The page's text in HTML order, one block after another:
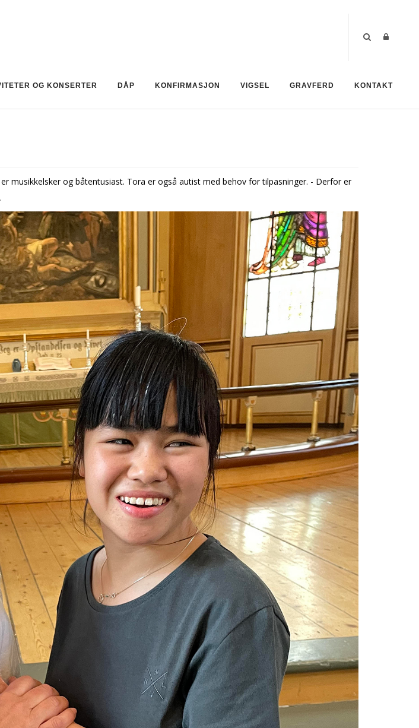
OG KONSERTER DÅP KONFIRMASJON VIGSEL GRAVFERD KONTAKT
musikkelsker og båtentusiast. Tora er også autist med behov for tilpasninger. - Derfor er